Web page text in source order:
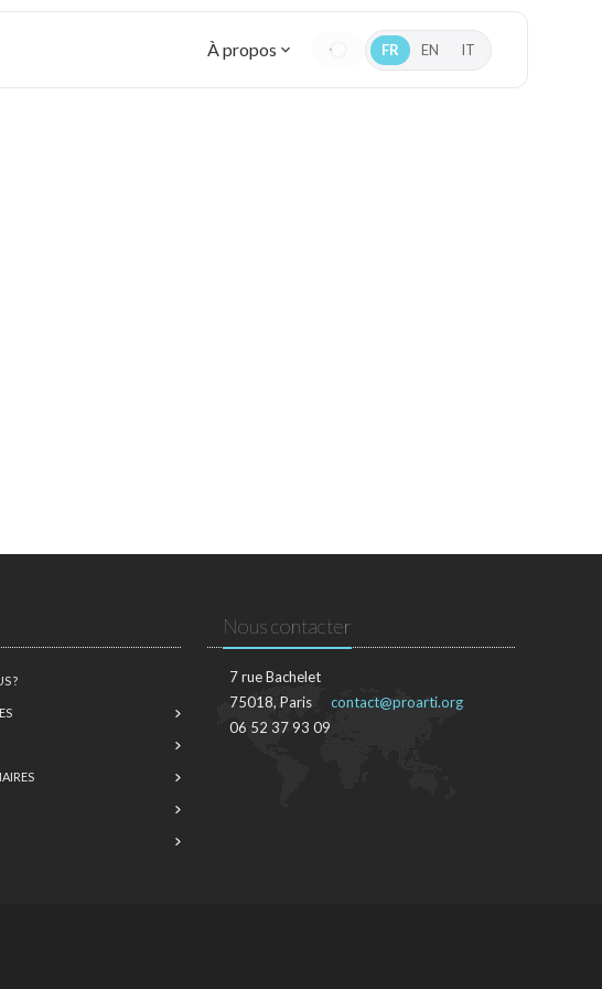
À propos FR EN IT
?
Nous contacter
7 rue Bachelet
75018, Paris
06 52 37 93 09
contact@proarti.org